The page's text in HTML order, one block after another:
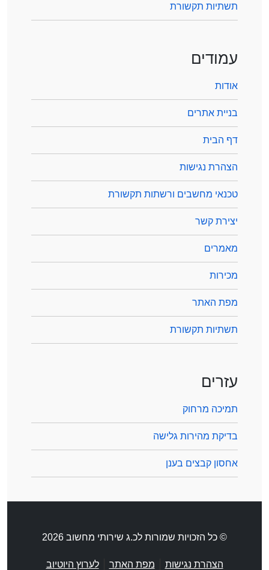
תשתיות תקשורת
עמודים
אודות
בניית אתרים
דף הבית
הצהרת נגישות
טכנאי מחשבים ורשתות תקשורת
יצירת קשר
מאמרים
מכירות
מפת האתר
תשתיות תקשורת
עזרים
תמיכה מרחוק
בדיקת מהירות גלישה
אחסון קבצים בענן
© כל הזכויות שמורות לכ.ג שירותי מחשוב 2026
הצהרת נגישות מפת האתר |לערוץ היוטיוב